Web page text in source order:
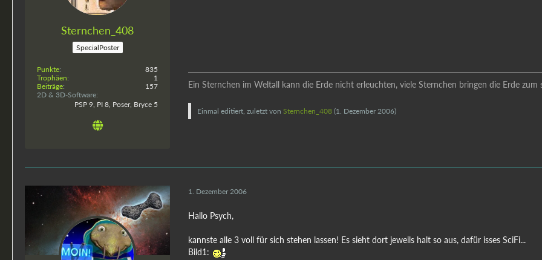
Sternchen_408
SpecialPoster
Punkte
835
Trophäen
1
Beiträge
157
2D & 3D-Software
PSP 9, PI 8, Poser, Bryce 5
Ein Sternchen im Weltall kann die Erde nicht erleuchten, viele Sternchen bringen die Erde zum
Einmal editiert, zuletzt von Sternchen_408 (1. Dezember 2006)
1. Dezember 2006
Hallo Psych,
kannste alle 3 voll für sich stehen lassen! Es sieht dort jeweils halt so aus, dafür isses SciFi...
Bild1: